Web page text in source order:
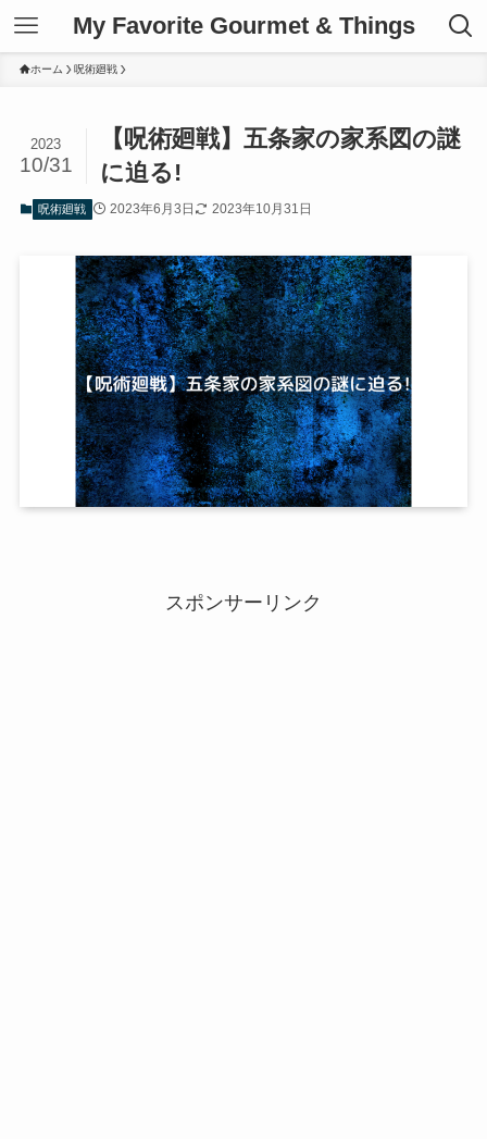
My Favorite Gourmet & Things
ホーム 呪術廻戦
【呪術廻戦】五条家の家系図の謎
に迫る!
2023
10/31
呪術廻戦 2023年6月3日 2023年10月31日
スポンサーリンク